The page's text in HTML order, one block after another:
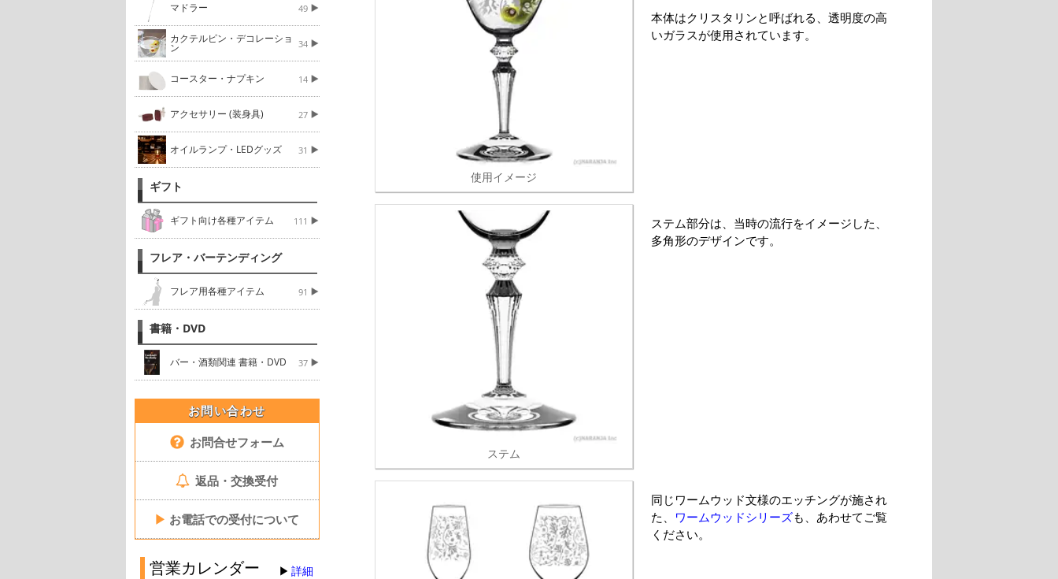
マドラー 49
カクテルピン・デコレーショ
ン 34
コースター・ナプキン 14
アクセサリー (装身具) 27
オイルランプ・LEDグッズ 31
ギフト
ギフト向け各種アイテム 111
フレア・バーテンディング
フレア用各種アイテム 91
書籍・DVD
バー・酒類関連 書籍・DVD 37
お問い合わせ
お問合せフォーム
返品・交換受付
▶ お電話での受付について
営業カレンダー 詳細
使用イメージ
本体はクリスタリンと呼ばれる、透明度の高
いガラスが使用されています。
ステム
ステム部分は、当時の流行をイメージした、
多角形のデザインです。
同じワームウッド文様のエッチングが施され
た、
ワームウッドシリーズも、あわせてご覧
ください。